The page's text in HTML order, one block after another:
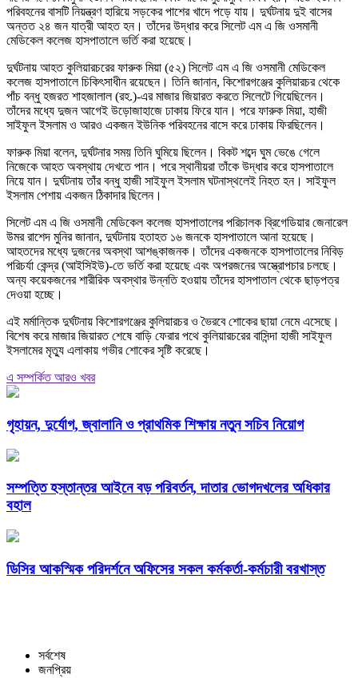
পরিবহনের বাসটি নিয়ন্ত্রণ হারিয়ে সড়কের পাশের খাদে পড়ে যায়। দুর্ঘটনায় দুই বাসের
অন্তত ২৪ জন যাত্রী আহত হন। তাঁদের উদ্ধার করে সিলেট এম এ জি ওসমানী
মেডিকেল কলেজ হাসপাতালে ভর্তি করা হয়েছে।
দুর্ঘটনায় আহত কুলিয়ারচরের ফারুক মিয়া (৫২) সিলেট এম এ জি ওসমানী মেডিকেল
কলেজ হাসপাতালে চিকিৎসাধীন রয়েছেন। তিনি জানান, কিশোরগঞ্জের কুলিয়ারচর থেকে
পাঁচ বন্ধু হজরত শাহজালাল (রহ.)-এর মাজার জিয়ারত করতে সিলেটে গিয়েছিলেন।
তাঁদের মধ্যে দুজন আগেই উড়োজাহাজে ঢাকায় ফিরে যান। পরে ফারুক মিয়া, হাজী
সাইফুল ইসলাম ও আরও একজন ইউনিক পরিবহনের বাসে করে ঢাকায় ফিরছিলেন।
ফারুক মিয়া বলেন, দুর্ঘটনার সময় তিনি ঘুমিয়ে ছিলেন। বিকট শব্দে ঘুম ভেঙে গেলে
নিজেকে আহত অবস্থায় দেখতে পান। পরে স্থানীয়রা তাঁকে উদ্ধার করে হাসপাতালে
নিয়ে যান। দুর্ঘটনায় তাঁর বন্ধু হাজী সাইফুল ইসলাম ঘটনাস্থলেই নিহত হন। সাইফুল
ইসলাম পেশায় একজন ঠিকাদার ছিলেন।
সিলেট এম এ জি ওসমানী মেডিকেল কলেজ হাসপাতালের পরিচালক ব্রিগেডিয়ার জেনারেল
উমর রাশেদ মুনির জানান, দুর্ঘটনায় হতাহত ১৬ জনকে হাসপাতালে আনা হয়েছে।
আহতদের মধ্যে দুজনের অবস্থা আশঙ্কাজনক। তাঁদের একজনকে হাসপাতালের নিবিড়
পরিচর্যা কেন্দ্র (আইসিইউ)-তে ভর্তি করা হয়েছে এবং অপরজনের অস্ত্রোপচার চলছে।
অন্য কয়েকজনের শারীরিক অবস্থার উন্নতি হওয়ায় তাঁদের হাসপাতাল থেকে ছাড়পত্র
দেওয়া হচ্ছে।
এই মর্মান্তিক দুর্ঘটনায় কিশোরগঞ্জের কুলিয়ারচর ও ভৈরবে শোকের ছায়া নেমে এসেছে।
বিশেষ করে মাজার জিয়ারত শেষে বাড়ি ফেরার পথে কুলিয়ারচরের বাসিন্দা হাজী সাইফুল
ইসলামের মৃত্যু এলাকায় গভীর শোকের সৃষ্টি করেছে।
এ সম্পর্কিত আরও খবর
গৃহায়ন, দুর্যোগ, জ্বালানি ও প্রাথমিক শিক্ষায় নতুন সচিব নিয়োগ
সম্পত্তি হস্তান্তর আইনে বড় পরিবর্তন, দাতার ভোগদখলের অধিকার
বহাল
ডিসির আকস্মিক পরিদর্শনে অফিসের সকল কর্মকর্তা-কর্মচারী বরখাস্ত
সর্বশেষ
জনপ্রিয়